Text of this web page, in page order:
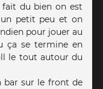
fait du bien on est
petit peu et on
pour jouer au
ça se termine en
le tout autour du
bar sur le front de